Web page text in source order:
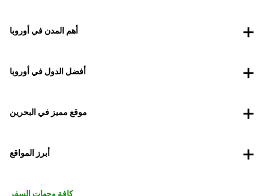
أهم المدن في أوروبا
أفضل الدول في أوروبا
موقع مميز في البحرين
أبرز المواقع
كافة وجهات السفر